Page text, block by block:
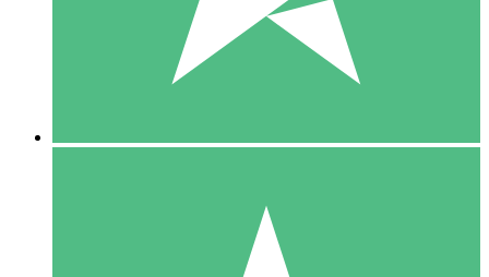
10 00
10 Téléchargements
20 00